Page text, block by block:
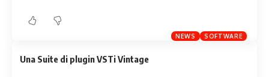
NEWS SOFTWARE
Una Suite di plugin VSTi Vintage